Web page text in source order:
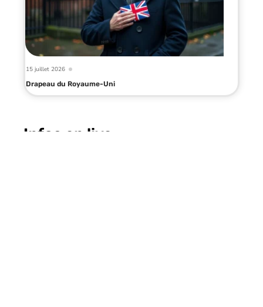
15 juillet 2026
Drapeau du Royaume-Uni
Infos en live